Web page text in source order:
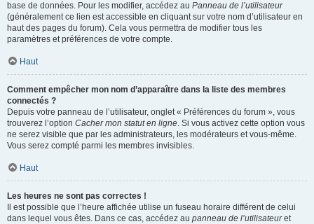
base de données. Pour les modifier, accédez au Panneau de l’utilisateur
(généralement ce lien est accessible en cliquant sur votre nom d’utilisateur en
haut des pages du forum). Cela vous permettra de modifier tous les
paramètres et préférences de votre compte.
Haut
Comment empêcher mon nom d’apparaître dans la liste des membres
connectés ?
Depuis votre panneau de l’utilisateur, onglet « Préférences du forum », vous
trouverez l’option Cacher mon statut en ligne. Si vous activez cette option vous
ne serez visible que par les administrateurs, les modérateurs et vous-même.
Vous serez compté parmi les membres invisibles.
Haut
Les heures ne sont pas correctes !
Il est possible que l’heure affichée utilise un fuseau horaire différent de celui
dans lequel vous êtes. Dans ce cas, accédez au panneau de l’utilisateuret